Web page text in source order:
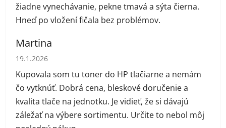
žiadne vynechávanie, pekne tmavá a sýta čierna.
Hneď po vložení fičala bez problémov.
Martina
Hodnotenie obchodu je 5 z 5 hviezdičiek.
19.1.2026
Kupovala som tu toner do HP tlačiarne a nemám
čo vytknúť. Dobrá cena, bleskové doručenie a
kvalita tlače na jednotku. Je vidieť, že si dávajú
záležať na výbere sortimentu. Určite to nebol môj